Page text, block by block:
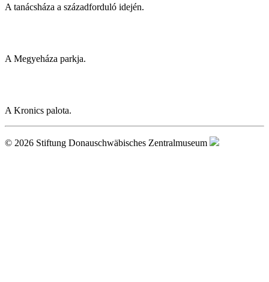
A tanácsháza a századforduló idején.
A Megyeháza parkja.
A Kronics palota.
© 2026 Stiftung Donauschwäbisches Zentralmuseum